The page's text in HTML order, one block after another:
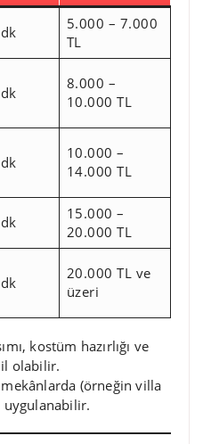
5.000 – 7.000
TL
8.000 –
10.000 TL
10.000 –
14.000 TL
15.000 –
20.000 TL
20.000 TL ve
üzeri
kostüm hazırlığı ve
olabilir.
mekânlarda (örneğin villa
uygulanabilir.